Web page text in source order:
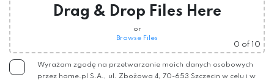
Drag & Drop Files Here
or
Browse Files
0 of 10
Wyrażam zgodę na przetwarzanie moich danych osobowych
przez home.pl S.A., ul. Zbożowa 4, 70-653 Szczecin w celu i w